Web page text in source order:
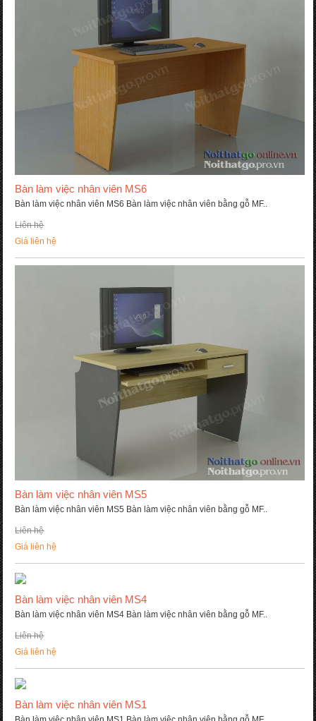
Bàn làm việc nhân viên MS6
Bàn làm việc nhân viên MS6 Bàn làm việc nhân viên bằng gỗ MF..
Liên hệ
Giá liên hệ
Bàn làm việc nhân viên MS5
Bàn làm việc nhân viên MS5 Bàn làm việc nhân viên bằng gỗ MF..
Liên hệ
Giá liên hệ
Bàn làm việc nhân viên MS4
Bàn làm việc nhân viên MS4 Bàn làm việc nhân viên bằng gỗ MF..
Liên hệ
Giá liên hệ
Bàn làm việc nhân viên MS1